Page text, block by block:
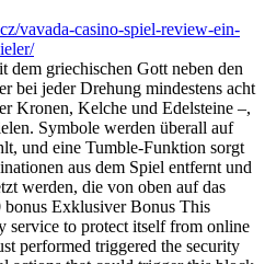
vavada-casino-spiel-review-ein-
dem griechischen Gott neben den
bei jeder Drehung mindestens acht
Kronen, Kelche und Edelsteine –,
Symbole werden überall auf
und eine Tumble-Funktion sorgt
aus dem Spiel entfernt und
werden, die von oben auf das
bonus Exklusiver Bonus This
service to protect itself from online
performed triggered the security